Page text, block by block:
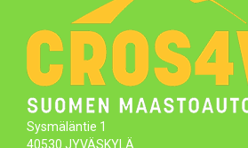
Sysmäläntie 1
40530 JYVÄSKYLÄ